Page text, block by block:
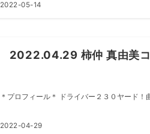
2022-05-14
2022.04.29 柿仲 真由美
＊プロフィール＊ ドライバー２３０ヤード
2022-04-29